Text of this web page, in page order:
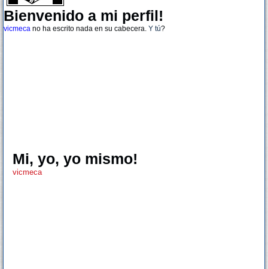
Bienvenido a mi perfil!
vicmeca no ha escrito nada en su cabecera. Y tú?
Mi, yo, yo mismo!
vicmeca